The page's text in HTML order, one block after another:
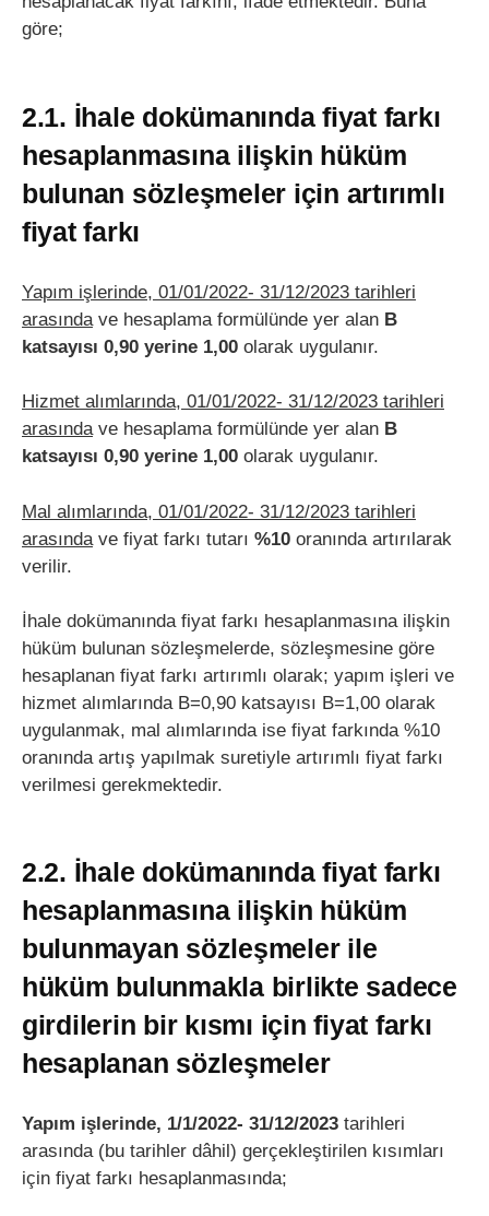
göre;
2.1. İhale dokümanında fiyat farkı
hesaplanmasına ilişkin hüküm
bulunan sözleşmeler için artırımlı
fiyat farkı
Yapım işlerinde, 01/01/2022- 31/12/2023 tarihleri
arasındave hesaplama formülünde yer alan B
katsayısı 0,90 yerine 1,00 olarak uygulanır.
Hizmet alımlarında, 01/01/2022- 31/12/2023 tarihleri
arasındave hesaplama formülünde yer alan B
katsayısı 0,90 yerine 1,00 olarak uygulanır.
Mal alımlarında, 01/01/2022- 31/12/2023 tarihleri
arasında ve fiyat farkı tutarı %10 oranında artırılarak
verilir.
İhale dokümanında fiyat farkı hesaplanmasına ilişkin
hüküm bulunan sözleşmelerde, sözleşmesine göre
hesaplanan fiyat farkı artırımlı olarak; yapım işleri ve
hizmet alımlarında B=0,90 katsayısı B=1,00 olarak
uygulanmak, mal alımlarında ise fiyat farkında %10
oranında artış yapılmak suretiyle artırımlı fiyat farkı
verilmesi gerekmektedir.
2.2. İhale dokümanında fiyat farkı
hesaplanmasına ilişkin hüküm
bulunmayan sözleşmeler ile
hüküm bulunmakla birlikte sadece
girdilerin bir kısmı için fiyat farkı
hesaplanan sözleşmeler
Yapım işlerinde, 1/1/2022- 31/12/2023 tarihleri
arasında (bu tarihler dâhil) gerçekleştirilen kısımları
için fiyat farkı hesaplanmasında;